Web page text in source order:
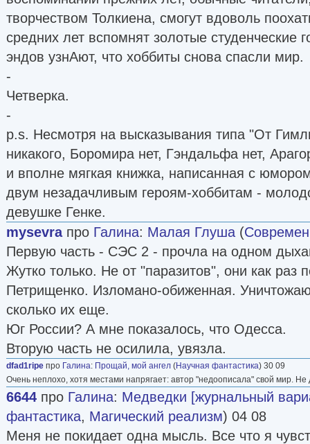
творчеством Толкиена, смогут вдоволь
средних лет вспомнят золотые студенческие
эндов узнАют, что хоббиты снова спасли мир.
-
Четверка.
-
p.s. Несмотря на высказывания типа "От
никакого, Боромира нет, Гэндальфа нет,
и вполне мягкая книжка, написанная с
двум незадачливым героям-хоббитам -
девушке Генке.
mysevraпро Галина: Малая Глуша (
Первую часть - СЭС 2 - прочла на одном
Жутко только. Не от "паразитов", они как раз
Петрищенко. Изломано-обиженная.
сколько их еще.
Юг России? А мне показалось, что Одесса.
Вторую часть не осилила, увязла.
dfad1ripe про Галина: Прощай, мой ангел (Научная фантастика) 30 09
Очень неплохо, хотя местами напрягает: автор "недоописала" свой мир. Не
6644 про Галина: Медведки [журнальный
фантастика, Магический реализм) 04 08
Меня не покидает одна мысль. Все что я